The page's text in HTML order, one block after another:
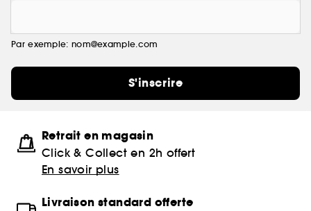
Par exemple: nom@example.com
S'inscrire
Retrait en magasin
Click & Collect en 2h offert
En savoir plus
Livraison standard offerte